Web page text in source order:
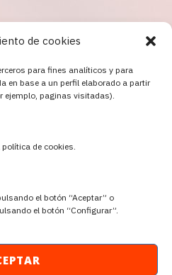
de cookies
para fines analíticos y para
en base a un perfil elaborado a partir
ejemplo, paginas visitadas).
de cookies.
el botón “Aceptar” o
el botón “Configurar”.
Sandra Cuencaby